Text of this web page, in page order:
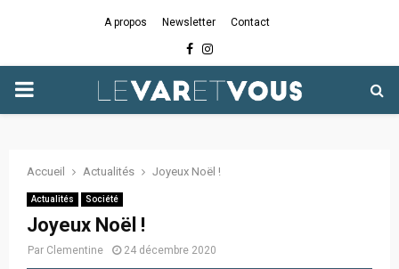
A propos Newsletter Contact
Facebook
Instagram
PRIMARY
Accueil Actualités Joyeux Noël !
Actualités Société
Joyeux Noël !
Par Clementine 24 décembre 2020